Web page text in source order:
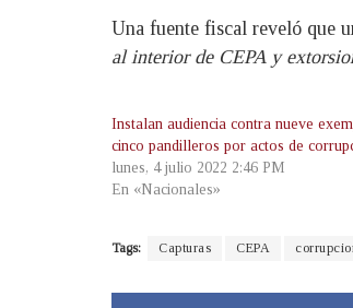
Una fuente fiscal reveló que
al interior de CEPA y
Instalan audiencia contra nueve
cinco pandilleros por actos de
lunes, 4 julio 2022 2:46 PM
En «Nacionales»
Tags: Capturas CEPA